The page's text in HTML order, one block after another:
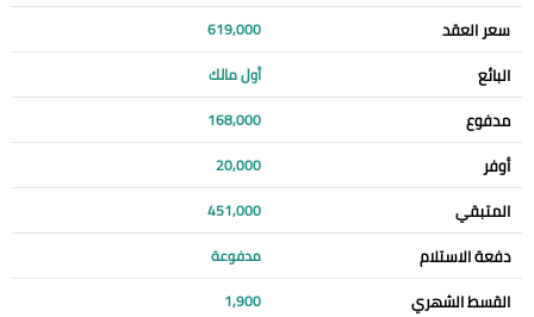
سعر العقد 619,000
البائع أول مالك
مدفوع 168,000
أوفر 20,000
المتبقي 451,000
دفعة الاستلام مدفوعة
القسط الشهري 1,900